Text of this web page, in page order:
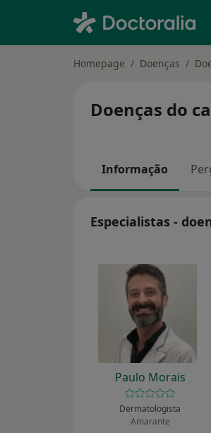
Homepage Doenças
Doenças do
Informação
Especialistas -
Paulo Morais
Dermatologista
Amarante